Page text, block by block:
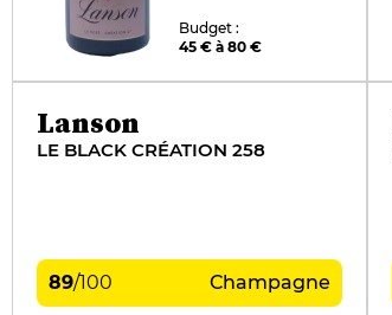
Budget :
45 € à 80 €
Lanson
LE BLACK CRÉATION 258
89/100 Champagne